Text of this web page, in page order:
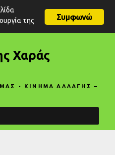
Χαράς
• ΚΙΝΗΜΑ ΑΛΛΑΓΗΣ –
Συμφωνώ
της